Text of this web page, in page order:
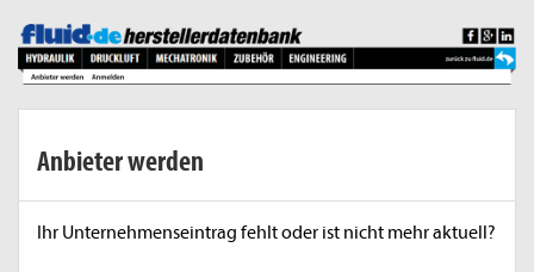
Anbieter werden
Ihr Unternehmenseintrag fehlt oder ist nicht mehr aktuell?